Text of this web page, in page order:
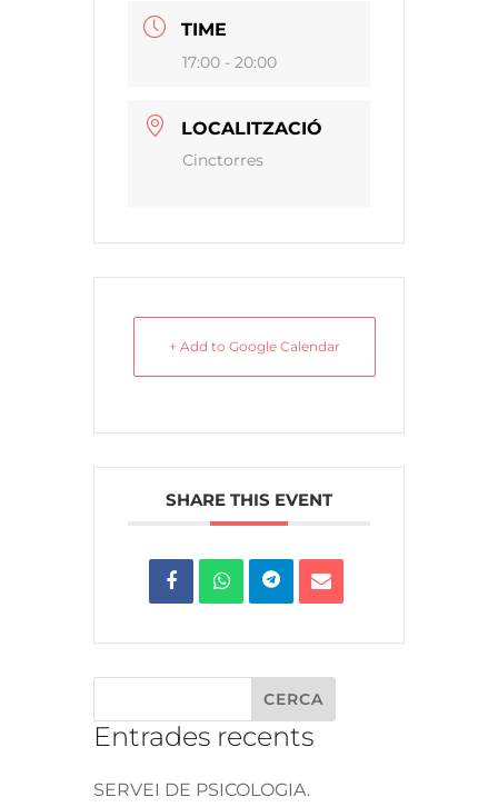
TIME
17:00 - 20:00
LOCALITZACIÓ
Cinctorres
+ Add to Google Calendar
SHARE THIS EVENT
Entrades recents
SERVEI DE PSICOLOGIA.